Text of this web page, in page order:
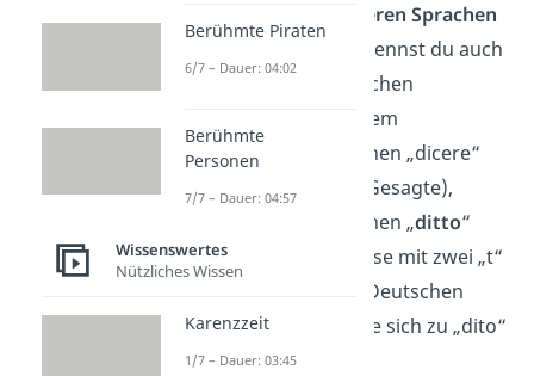
anderen Sprachen
übernommen — das nennst du auch
Lehnwort
. Im Italienischen
entwickelte sich aus dem
ursprünglich lateinischen „dicere“
nämlich „
detto
“ (das Gesagte),
woraus im Französischen „ditto“
wurde. Die Schreibweise mit zwei „t“
war bis 1901 auch im Deutschen
gebräuchlich, bevor sie sich zu „dito“
wandelte.
Berühmte Piraten
6/7 – Dauer: 04:02
Berühmte
Personen
7/7 – Dauer: 04:57
Wissenswertes
Nützliches Wissen
Karenzzeit
1/7 – Dauer: 03:45